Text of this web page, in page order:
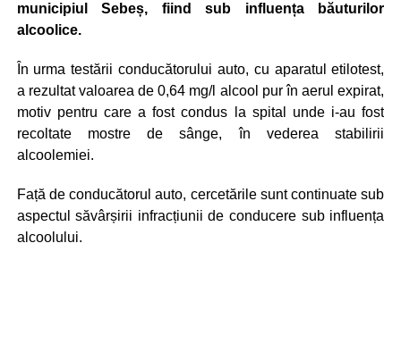
municipiul Sebeș, fiind sub influența băuturilor
alcoolice.
În urma testării conducătorului auto, cu aparatul etilotest,
a rezultat valoarea de 0,64 mg/l alcool pur în aerul expirat,
motiv pentru care a fost condus la spital unde i-au fost
recoltate mostre de sânge, în vederea stabilirii
alcoolemiei.
Față de conducătorul auto, cercetările sunt continuate sub
aspectul săvârșirii infracțiunii de conducere sub influența
alcoolului.